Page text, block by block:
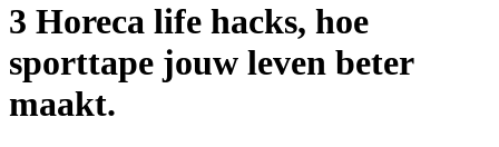
3 Horeca life hacks, hoe
sporttape jouw leven beter
maakt.